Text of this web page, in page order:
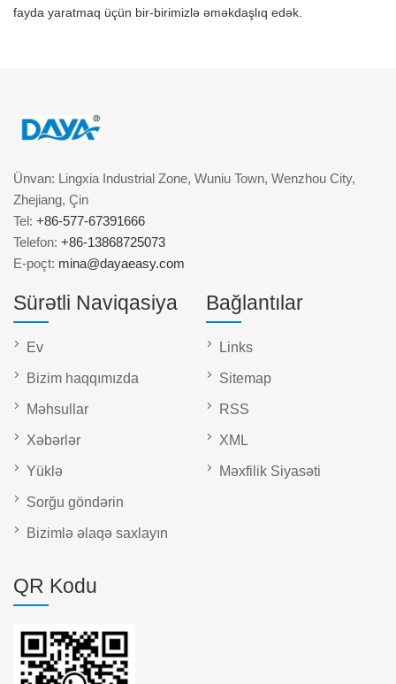
fayda yaratmaq üçün bir-birimizlə əməkdaşlıq edək.
Ünvan: Lingxia Industrial Zone, Wuniu Town, Wenzhou City,
Zhejiang, Çin
Tel: +86-577-67391666
Telefon: +86-13868725073
E-poçt: mina@dayaeasy.com
Sürətli Naviqasiya
Ev
Bizim haqqımızda
Məhsullar
Xəbərlər
Yüklə
Sorğu göndərin
Bizimlə əlaqə saxlayın
Bağlantılar
Links
Sitemap
RSS
XML
Məxfilik Siyasəti
QR Kodu